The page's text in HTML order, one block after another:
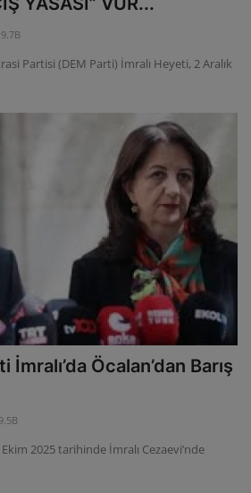
9.7B
Partisi (DEM Parti) İmralı Heyeti, 2 Aralık
Öcalan’dan Barış
9.5B
2025 tarihinde İmralı Cezaevi’nde